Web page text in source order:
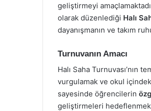
geliştirmeyi
olarak düzenlediği Halı
dayanışmanın ve takım
Turnuvanın Amacı
Halı Saha Turnuvası’nın
vurgulamak ve okul
sayesinde öğrencilerin
geliştirmeleri